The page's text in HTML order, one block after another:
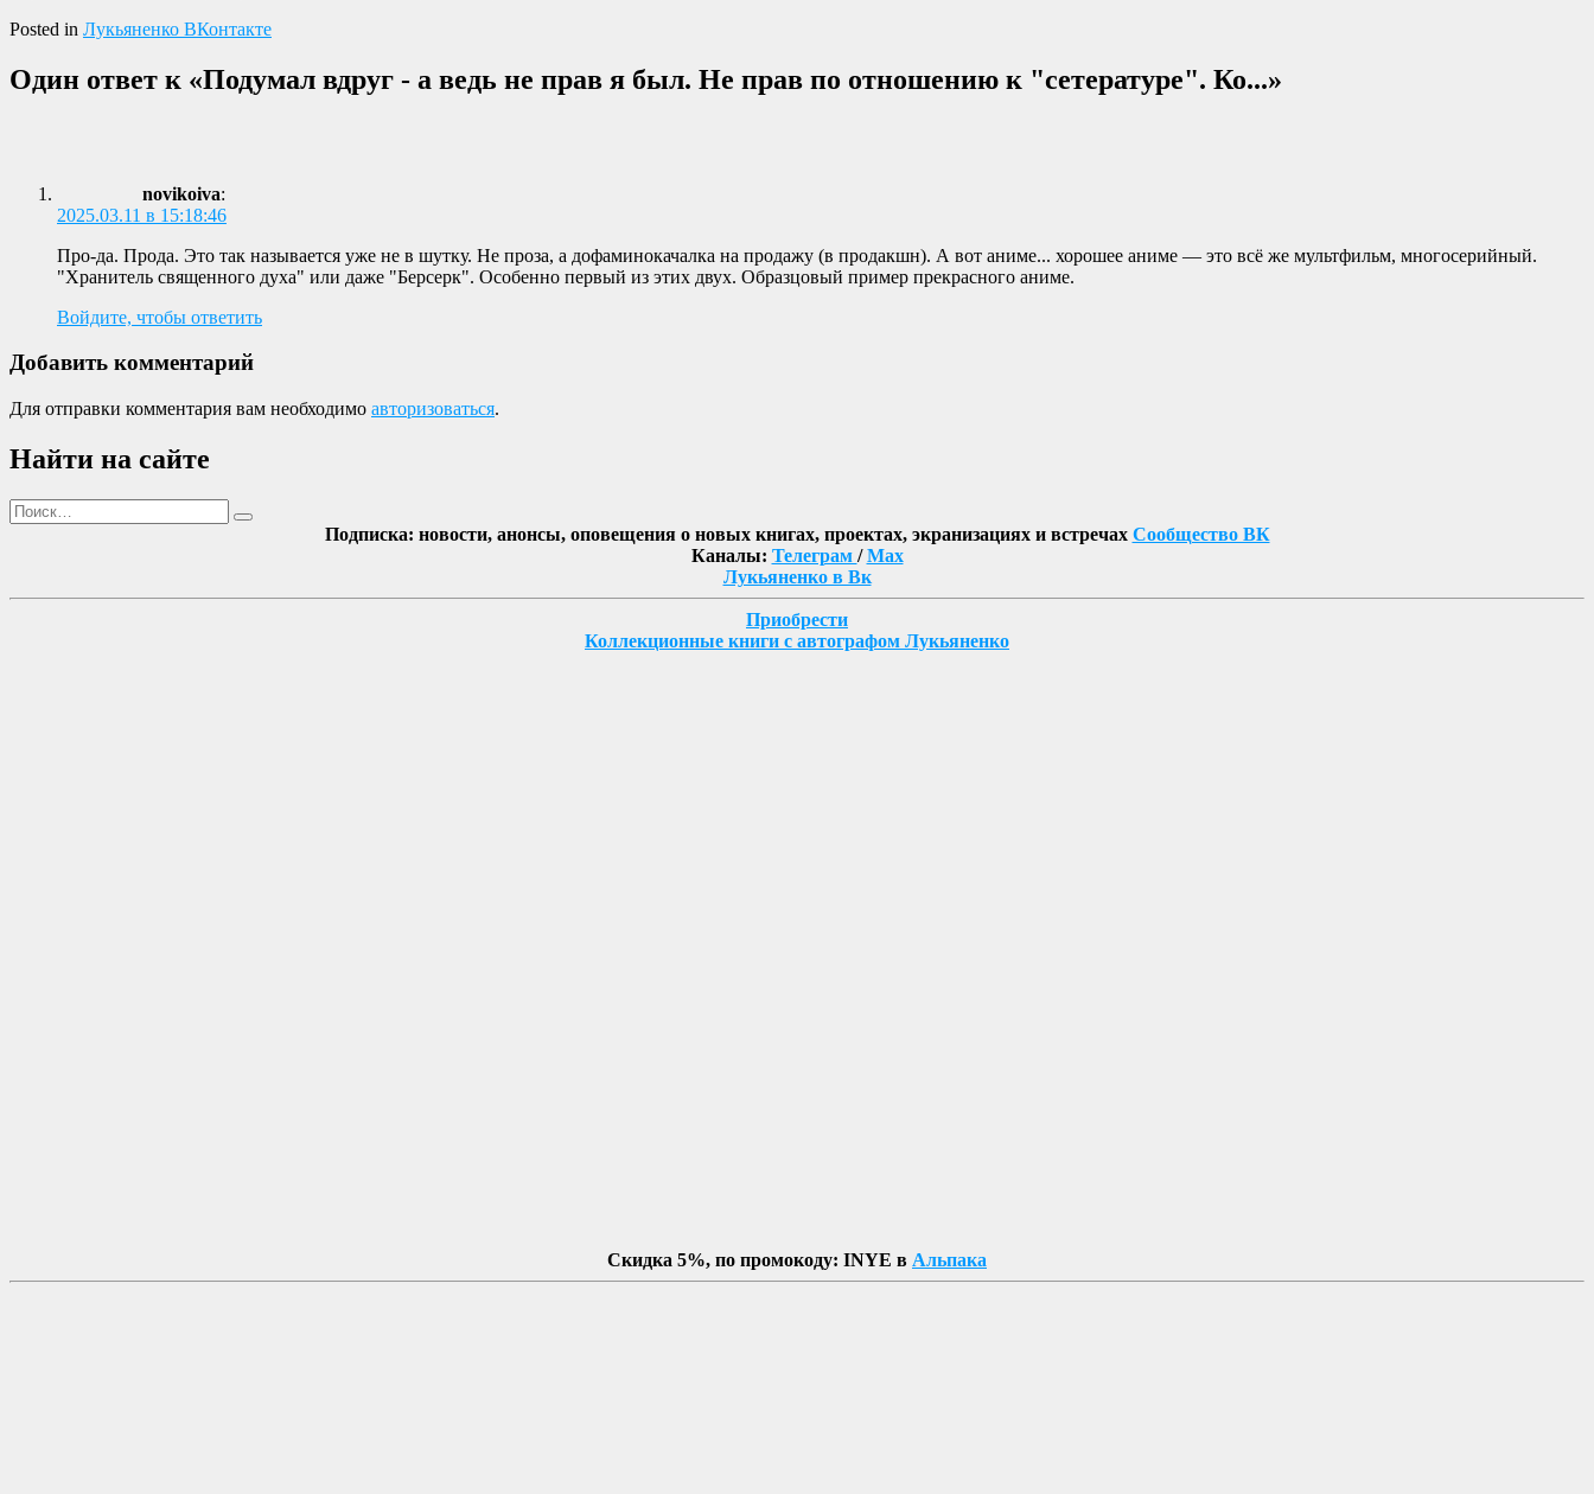
Posted in Лукьяненко ВКонтакте
Один ответ к «Подумал вдруг - а ведь не прав я был. Не прав по отношению к "сетературе". Ко...»
novikoiva:
2025.03.11 в 15:18:46
Про-да. Прода. Это так называется уже не в шутку. Не проза, а дофаминокачалка на продажу (в продакшн). А вот аниме... хорошее аниме — это всё же мультфильм, многосерийный.
"Хранитель священного духа" или даже "Берсерк". Особенно первый из этих двух. Образцовый пример прекрасного аниме.
Войдите, чтобы ответить
Добавить комментарий
Для отправки комментария вам необходимо авторизоваться.
Найти на сайте
Поиск
Найти Подписка: новости, анонсы, оповещения о новых книгах, проектах, экранизациях и встречах Сообщество ВК
Каналы: Телеграм /Max
Лукьяненко в Вк
Приобрести
Коллекционные книги с автографом Лукьяненко
Скидка 5%, по промокоду: INYE в Альпака